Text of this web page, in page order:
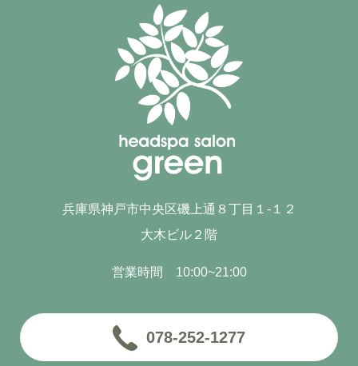
兵庫県神戸市中央区磯上通８丁目１-１２
大木ビル２階
営業時間 10:00~21:00
078-252-1277